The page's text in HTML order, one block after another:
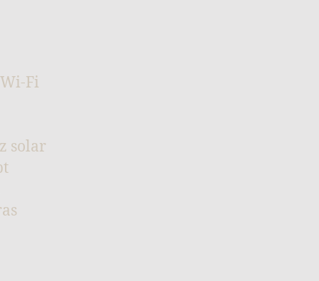
Fi
solar